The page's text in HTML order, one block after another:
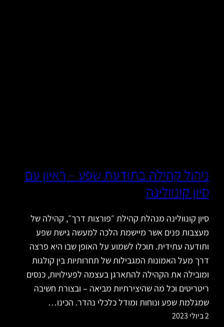
ניהול קהילה בתודעת שפע – ראיון עם
סיון קונוולינה
סיון קונוולינה מנהלת קהילת ״פורצות דרך״, קהילה של
מעצבות פנים אשר מיישמת הלכה למעשה גישת שפע
ותודעה עתידית. תוכלו לשמוע על האופן שבו היא פרצה
דרך מעל האמונות המגבילות של תחרותיות בין קולגות
ומובילה את הקהילה להתארגן בעצמה לפעילויות, כנסים
ריטריטים וכל מה שהיצירתיות מביאה – ובצורת חשיבה
שמגלמת שפע ונוחות ומודל כלכלי נהדר. הכינו…
2 ביולי 2023